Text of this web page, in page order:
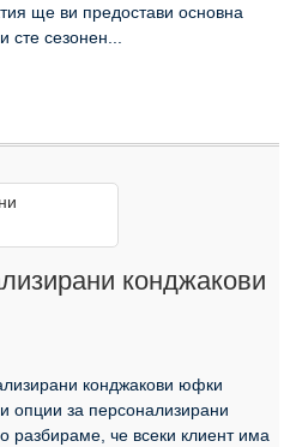
ще ви предостави основна
сезонен...
конджакови
конджакови юфки
опции за персонализирани
разбираме, че всеки клиент има